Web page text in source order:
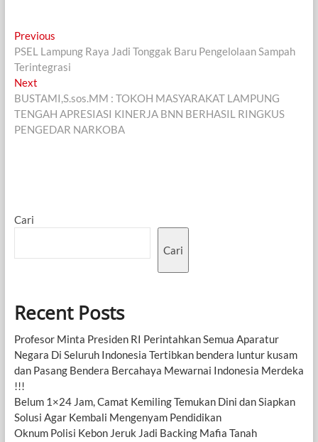
Navigasi
pos
PreviousPrevious
post:
PSEL Lampung Raya Jadi Tonggak Baru Pengelolaan Sampah
Terintegrasi
NextNext
post:
BUSTAMI,S.sos.MM : TOKOH MASYARAKAT LAMPUNG
TENGAH APRESIASI KINERJA BNN BERHASIL RINGKUS
PENGEDAR NARKOBA
Cari
Cari
Recent Posts
Profesor Minta Presiden RI Perintahkan Semua Aparatur
Negara Di Seluruh Indonesia Tertibkan bendera luntur kusam
dan Pasang Bendera Bercahaya Mewarnai Indonesia Merdeka
!!!
Belum 1×24 Jam, Camat Kemiling Temukan Dini dan Siapkan
Solusi Agar Kembali Mengenyam Pendidikan
Oknum Polisi Kebon Jeruk Jadi Backing Mafia Tanah